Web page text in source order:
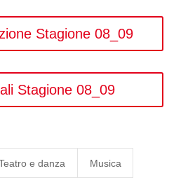
Stagione 08_09
Stagione 08_09
e danza Musica